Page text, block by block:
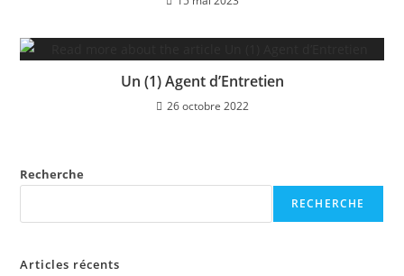
Un (1) Agent d’Entretien
26 octobre 2022
Recherche
RECHERCHE
Articles récents